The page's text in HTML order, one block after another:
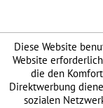
Diese Website
Website
die den
Direktwerbung
sozialen